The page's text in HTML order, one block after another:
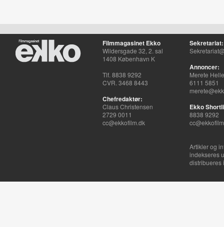
Filmmagasinet Ekko
Wildersgade 32, 2. sal
1408 København K
Tlf. 8838 9292
CVR. 3468 8443
Chefredaktør:
Claus Christensen
2729 0011
cc@ekkofilm.dk
Sekretariat:
Annoncer:
Merete
6111 5851
Ekko
8838 9292
Artikler og
indekseres
distribueres